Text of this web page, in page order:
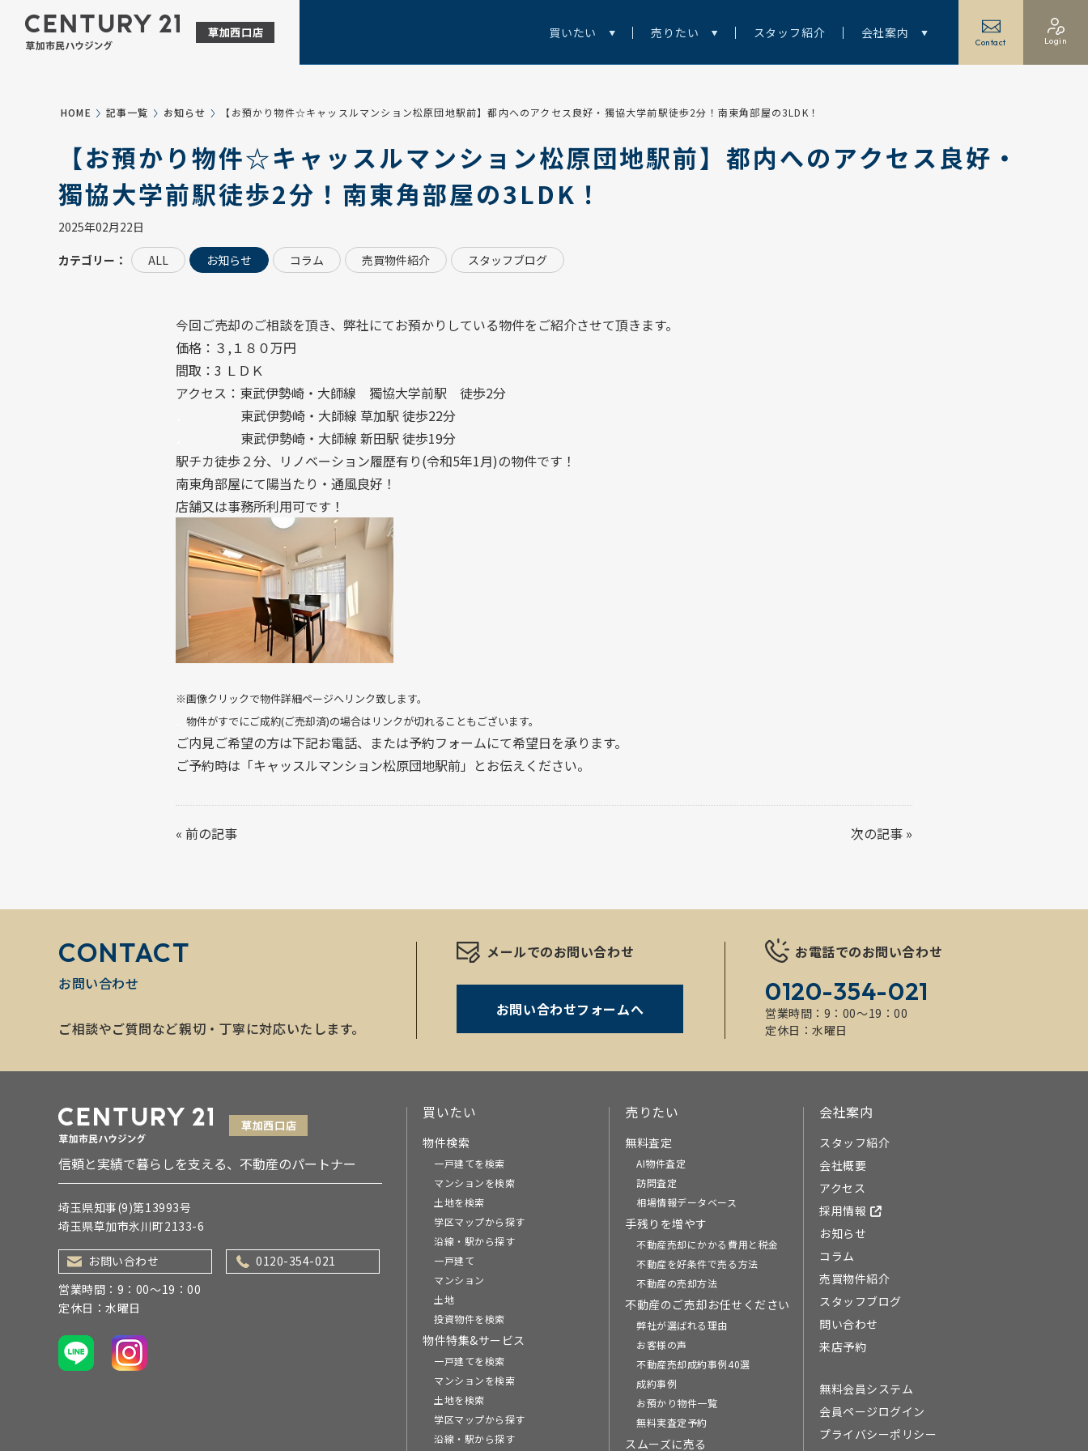
買いたい 売りたい スタッフ紹介 会社案内
Contact Login
HOME 記事一覧 お知らせ 【お預かり物件☆キャッスルマンション松原団地駅前】都内へのアクセス良好・獨協大学前駅徒歩2分！南東角部屋の3LDK！
【お預かり物件☆キャッスルマンション松原団地駅前】都内へのアクセス良好・
獨協大学前駅徒歩2分！南東角部屋の3LDK！
2025年02月22日
カテゴリー： ALL お知らせ コラム 売買物件紹介 スタッフブログ
今回ご売却のご相談を頂き、弊社にてお預かりしている物件をご紹介させて頂きます。
価格：３,１８０万円
間取：3 ＬＤＫ
アクセス：東武伊勢崎・大師線 獨協大学前駅 徒歩2分
東武伊勢崎・大師線 草加駅 徒歩22分
東武伊勢崎・大師線 新田駅 徒歩19分
駅チカ徒歩２分、リノベーション履歴有り(令和5年1月)の物件です！
南東角部屋にて陽当たり・通風良好！
店舗又は事務所利用可です！
※画像クリックで物件詳細ページへリンク致します。
物件がすでにご成約(ご売却済)の場合はリンクが切れることもございます。
ご内見ご希望の方は下記お電話、または予約フォームにて希望日を承ります。
ご予約時は「キャッスルマンション松原団地駅前」とお伝えください。
« 前の記事 次の記事 »
CONTACT
お問い合わせ
ご相談やご質問など親切・丁寧に対応いたします。
メールでのお問い合わせ
お問い合わせフォームへ
お電話でのお問い合わせ
0120-354-021
営業時間：9：00～19：00
定休日：水曜日
信頼と実績で暮らしを支える、不動産のパートナー
埼玉県知事(9)第13993号
埼玉県草加市氷川町2133-6
お問い合わせ
0120-354-021
営業時間：9：00～19：00
定休日：水曜日
買いたい
物件検索
一戸建てを検索
マンションを検索
土地を検索
学区マップから探す
沿線・駅から探す
一戸建て
マンション
土地
投資物件を検索
物件特集&サービス
一戸建てを検索
マンションを検索
土地を検索
学区マップから探す
沿線・駅から探す
売りたい
無料査定
AI物件査定
訪問査定
相場情報データベース
手残りを増やす
不動産売却にかかる費用と税金
不動産を好条件で売る方法
不動産の売却方法
不動産のご売却お任せください
弊社が選ばれる理由
お客様の声
不動産売却成約事例40選
成約事例
お預かり物件一覧
無料実査定予約
スムーズに売る
会社案内
スタッフ紹介
会社概要
アクセス
採用情報
お知らせ
コラム
売買物件紹介
スタッフブログ
問い合わせ
来店予約
無料会員システム
会員ページログイン
プライバシーポリシー